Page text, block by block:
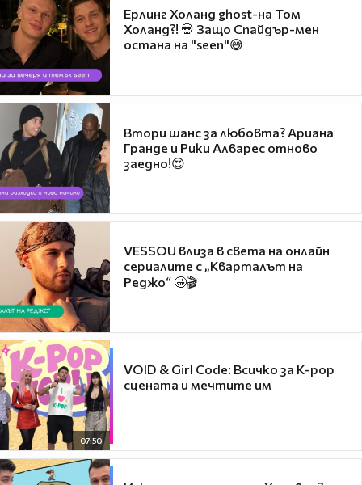
Ерлинг Холанд ghost-на Том
Холанд?! 💀 Защо Спайдър-мен
остана на "seen"😅
Втори шанс за любовта? Ариана
Гранде и Рики Алварес отново
заедно!😍
VESSOU влиза в света на онлайн
сериалите с „Кварталът на
Реджо“ 🤩🎬
07:50
VOID & Girl Code: Всичко за K-pop
сцената и мечтите им